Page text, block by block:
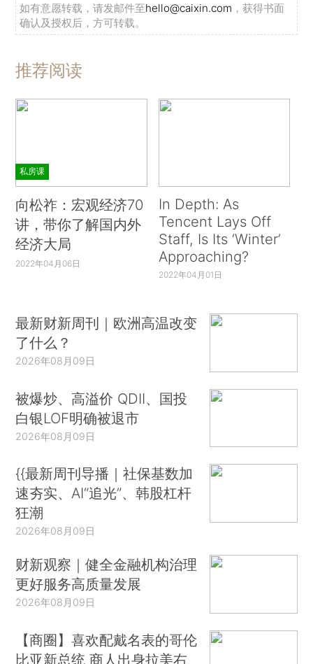
如有意愿转载，请发邮件至hello@caixin.com ，获得书面
确认及授权后，方可转载。
推荐阅读
私房课
向松祚：宏观经济70
讲，带你了解国内外
经济大局
2022年04月06日
In Depth: As
Tencent Lays Off
Staff, Is Its ‘Winter’
Approaching?
2022年04月01日
最新财新周刊｜欧洲高温改变
了什么？
2026年08月09日
被爆炒、高溢价 QDII、国投
白银LOF明确被退市
2026年08月09日
{{最新周刊导播｜社保基数加
速夯实、AI“追光”、韩股杠杆
狂潮
2026年08月09日
财新观察｜健全金融机构治理
更好服务高质量发展
2026年08月09日
【商圈】喜欢配戴名表的哥伦
比亚新总统 商人出身拉美右